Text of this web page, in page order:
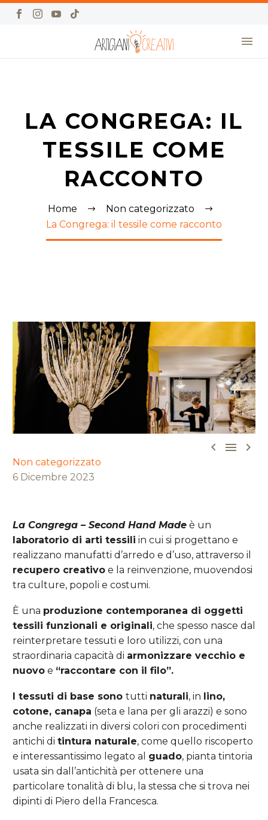
LA CONGREGA: IL
TESSILE COME
RACCONTO
Home
Non categorizzato
La Congrega: il tessile come racconto
  
Non categorizzato
6 Dicembre 2023
La Congrega – Second Hand Made è un
laboratorio di arti tessili in cui si progettano e
realizzano manufatti d’arredo e d’uso, attraverso il
recupero creativo e la reinvenzione, muovendosi
tra culture, popoli e costumi.
È una produzione contemporanea di oggetti
tessili funzionali e originali, che spesso nasce dal
reinterpretare tessuti e loro utilizzi, con una
straordinaria capacità di armonizzare vecchio e
nuovo e “raccontare con il filo”.
I tessuti di base sono tutti naturali, in lino,
cotone, canapa (seta e lana per gli arazzi) e sono
anche realizzati in diversi colori con procedimenti
antichi di tintura naturale, come quello riscoperto
e interessantissimo legato al guado, pianta tintoria
usata sin dall’antichità per ottenere una
particolare tonalità di blu, la stessa che si trova nei
dipinti di Piero della Francesca.